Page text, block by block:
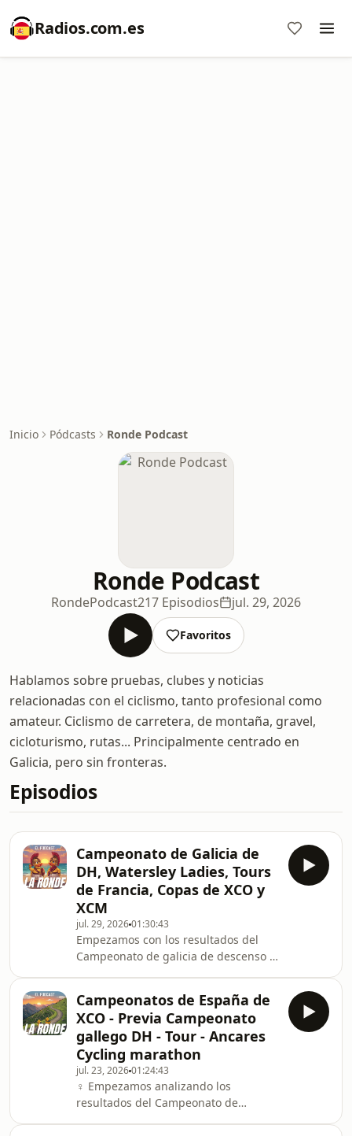
Radios.com.es
Inicio Pódcasts Ronde Podcast
Ronde Podcast
RondePodcast217 Episodios jul. 29, 2026
Favoritos
Hablamos sobre pruebas, clubes y noticias
relacionadas con el ciclismo, tanto profesional como
amateur. Ciclismo de carretera, de montaña, gravel,
cicloturismo, rutas... Principalmente centrado en
Galicia, pero sin fronteras.
Episodios
Campeonato de Galicia de
DH, Watersley Ladies, Tours
de Francia, Copas de XCO y
XCM
jul. 29, 202601:30:43
Empezamos con los resultados del
Campeonato de galicia de descenso y
la mecánica que podeis conocer en su
canal de YouTube "75 Bicicletas"
(@Setentay5). Con él aprendemos
sobre DHI, sobre un nuevo club y
muchas cosas más gracias a su
enorme experiencia. ‍♀ Continuamos
con el MTB analizando el fin de la
Copa de España
Campeonatos de España de
XCO - Previa Campeonato
gallego DH - Tour - Ancares
Cycling marathon
jul. 23, 202601:24:43
‍♀ Empezamos analizando los
resultados del Campeonato de